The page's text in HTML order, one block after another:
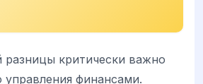
критически важно
управления финансами.